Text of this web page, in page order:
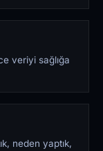
veriyi sağlığa
neden yaptık,